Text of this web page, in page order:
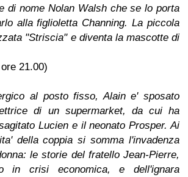
di nome Nolan Walsh che se lo porta
alla figlioletta Channing. La piccola
"Striscia" e diventa la mascotte di
21.00)
al posto fisso, Alain e' sposato
di un supermarket, da cui ha
Lucien e il neonato Prosper. Ai
della coppia si somma l'invadenza
le storie del fratello Jean-Pierre,
in crisi economica, e dell'ignara